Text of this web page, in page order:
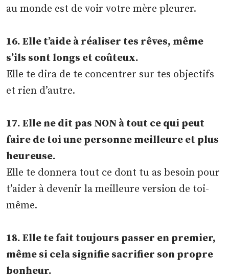
au monde est de voir votre mère pleurer.
16. Elle t’aide à réaliser tes rêves, même
s’ils sont longs et coûteux.
Elle te dira de te concentrer sur tes objectifs
et rien d’autre.
17. Elle ne dit pas NON à tout ce qui peut
faire de toi une personne meilleure et plus
heureuse.
Elle te donnera tout ce dont tu as besoin pour
t’aider à devenir la meilleure version de toi-
même.
18. Elle te fait toujours passer en premier,
même si cela signifie sacrifier son propre
bonheur.